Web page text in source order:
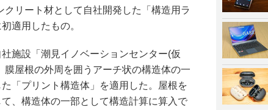
リート材として自社開発した「構造用ラ
適用したもの。
施設「潮見イノベーションセンター(仮
屋根の外周を囲うアーチ状の構造体の一
「プリント構造体」を適用した。屋根を
、構造体の一部として構造計算に算入で